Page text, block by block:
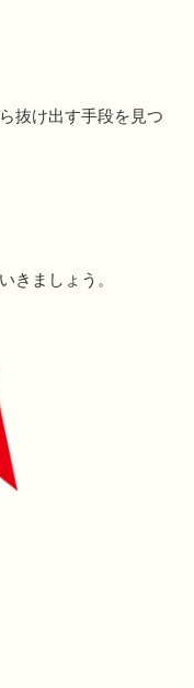
抜け出す手段を見つ
きましょう。